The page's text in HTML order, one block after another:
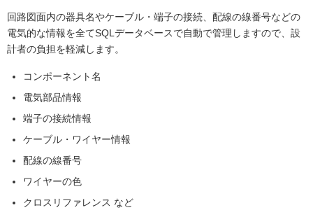
回路図面内の器具名やケーブル・端子の接続、配線の線番号などの
電気的な情報を全てSQLデータベースで自動で管理しますので、設
計者の負担を軽減します。
コンポーネント名
電気部品情報
端子の接続情報
ケーブル・ワイヤー情報
配線の線番号
ワイヤーの色
クロスリファレンス など